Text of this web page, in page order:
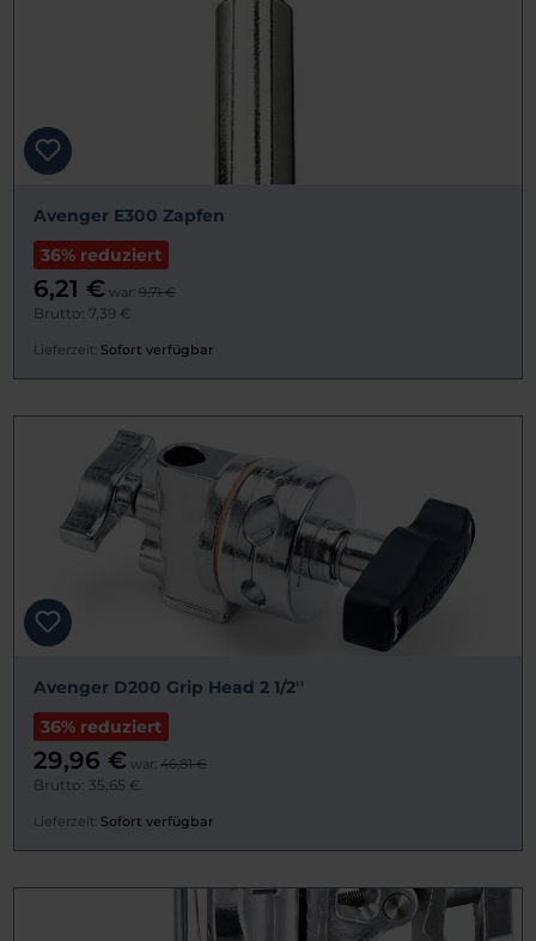
Avenger E300 Zapfen
36% reduziert
6,21 € war: 9,71 €
Brutto: 7,39 €
Lieferzeit: Sofort verfügbar
Avenger D200 Grip Head 2 1/2''
36% reduziert
29,96 € war: 46,81 €
Brutto: 35,65 €
Lieferzeit: Sofort verfügbar